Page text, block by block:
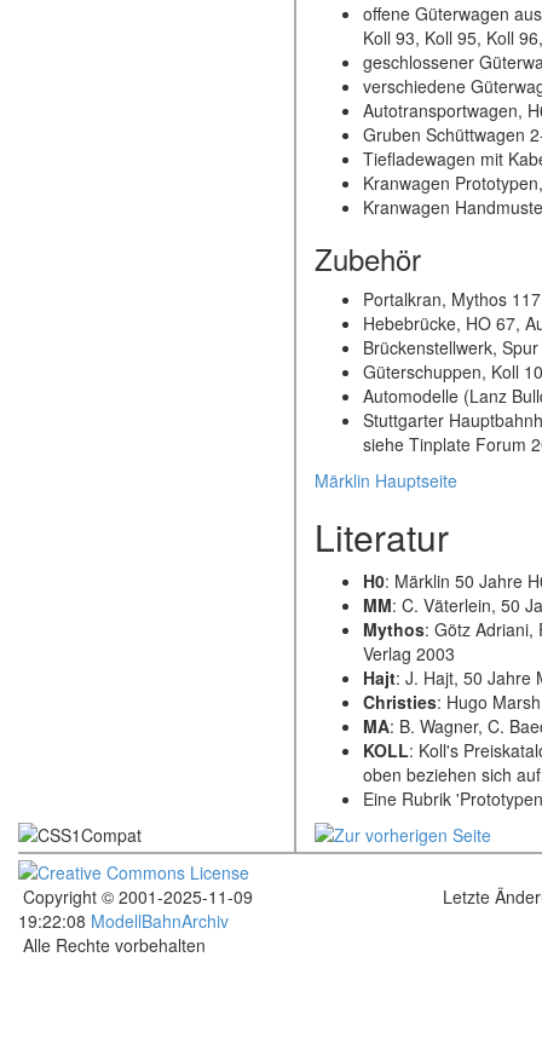
offene Güterwagen
Koll 93, Koll 95, Koll
geschlossener
verschiedene
Autotransportwagen,
Gruben Schüttwagen
Tiefladewagen mit
Kranwagen
Kranwagen
Zubehör
Portalkran, Mythos
Hebebrücke, HO 67,
Brückenstellwerk,
Güterschuppen, Koll
Automodelle (Lanz
Stuttgarter
siehe Tinplate Forum
Märklin Hauptseite
Literatur
H0: Märklin 50 Jahre
MM: C. Väterlein, 50
Mythos: Götz Adriani,
Verlag 2003
Hajt: J. Hajt, 50 Jahre
Christies: Hugo
MA: B. Wagner, C.
KOLL: Koll's
oben beziehen sich
Eine Rubrik
Copyright © 2001-2025-11-09
19:22:08 ModellBahnArchiv
Letzte
Alle Rechte vorbehalten